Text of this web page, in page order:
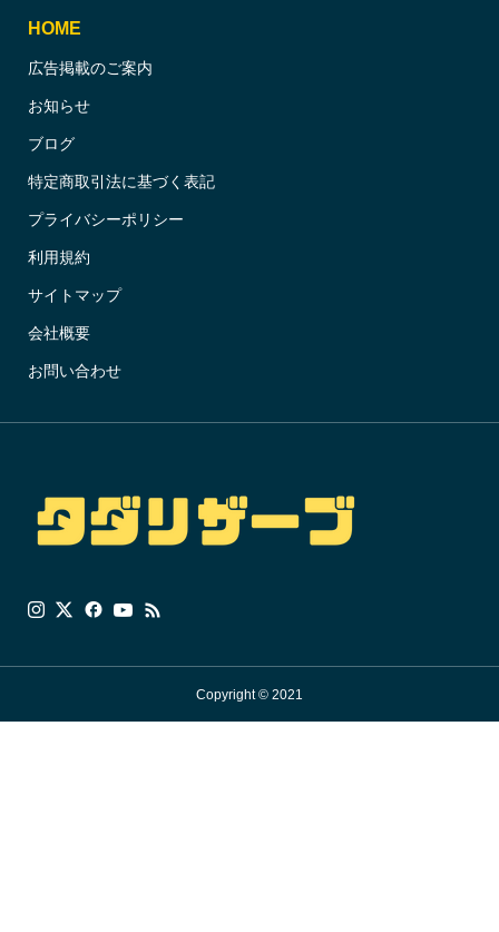
HOME
広告掲載のご案内
お知らせ
ブログ
特定商取引法に基づく表記
プライバシーポリシー
利用規約
サイトマップ
会社概要
お問い合わせ
Copyright © 2021